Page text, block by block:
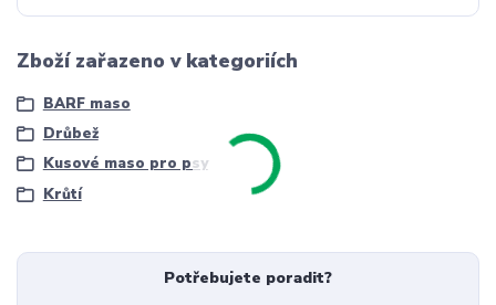
Zboží zařazeno v kategoriích
BARF maso
Drůbež
Kusové maso pro psy
Krůtí
Potřebujete poradit?